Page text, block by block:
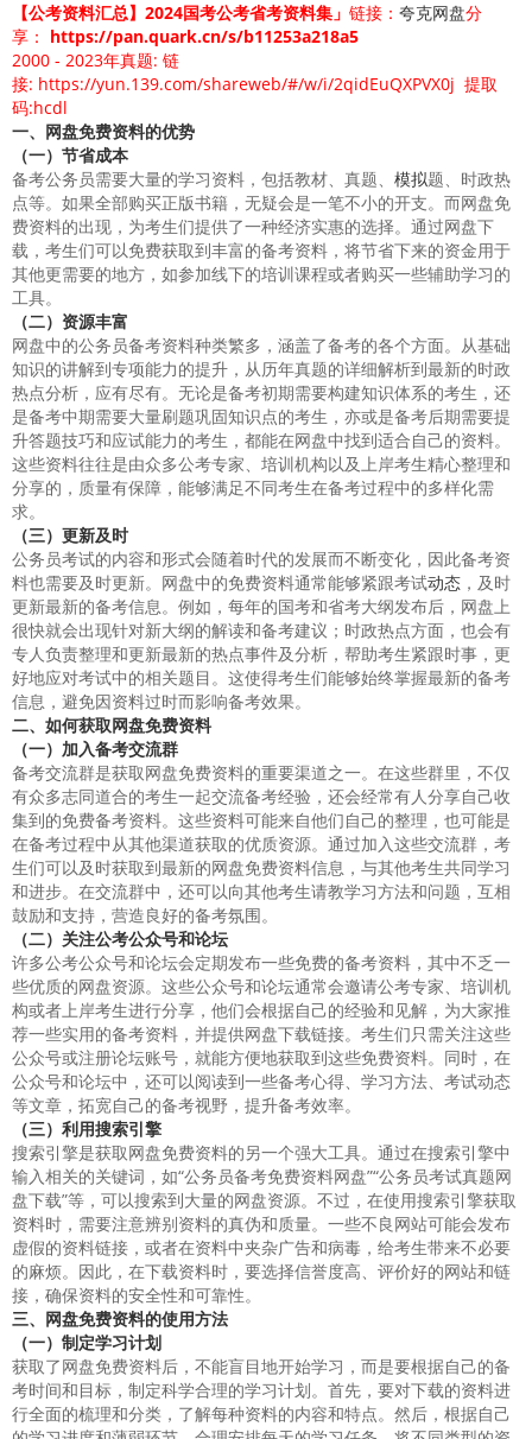
【公考资料汇总】2024国考公考省考资料集」 链接： 夸克网盘分
享： https://pan.quark.cn/s/b11253a218a5
2000 - 2023年真题: 链
接: https://yun.139.com/shareweb/#/w/i/2qidEuQXPVX0j 提取
码:hcdl
一、网盘免费资料的优势
（一）节省成本
备考公务员需要大量的学习资料，包括教材、真题、 模拟题、时政热
点等。如果全部购买正版书籍，无疑会是一笔不小的开支。而网盘免
费资料的出现，为考生们提供了一种经济实惠的选择。通过网盘下
载，考生们可以免费获取到丰富的备考资料，将节省下来的资金用于
其他更需要的地方，如参加线下的培训课程或者购买一些辅助学习的
工具。
（二）资源丰富
网盘中的公务员备考资料种类繁多，涵盖了备考的各个方面。从基础
知识的讲解到专项能力的提升，从历年真题的详细解析到最新的时政
热点分析，应有尽有。无论是备考初期需要构建知识体系的考生，还
是备考中期需要大量刷题巩固知识点的考生，亦或是备考后期需要提
升答题技巧和应试能力的考生，都能在网盘中找到适合自己的资料。
这些资料往往是由众多公考专家、培训机构以及上岸考生精心整理和
分享的，质量有保障，能够满足不同考生在备考过程中的多样化需
求。
（三）更新及时
公务员考试的内容和形式会随着时代的发展而不断变化，因此备考资
料也需要及时更新。网盘中的免费资料通常能够紧跟考试动态 ，及时
更新最新的备考信息。例如，每年的国考和省考大纲发布后，网盘上
很快就会出现针对新大纲的解读和备考建议；时政热点方面，也会有
专人负责整理和更新最新的热点事件及分析，帮助考生紧跟时事，更
好地应对考试中的相关题目。这使得考生们能够始终掌握最新的备考
信息，避免因资料过时而影响备考效果。
二、如何获取网盘免费资料
（一）加入备考交流群
备考交流群是获取网盘免费资料的重要渠道之一。在这些群里，不仅
有众多志同道合的考生一起交流备考经验，还会经常有人分享自己收
集到的免费备考资料。这些资料可能来自他们自己的整理，也可能是
在备考过程中从其他渠道获取的优质资源。通过加入这些交流群，考
生们可以及时获取到最新的网盘免费资料信息，与其他考生共同学习
和进步。在交流群中，还可以向其他考生请教学习方法和问题，互相
鼓励和支持，营造良好的备考氛围。
（二）关注公考公众号和论坛
许多公考公众号和论坛会定期发布一些免费的备考资料，其中不乏一
些优质的网盘资源。这些公众号和论坛通常会邀请公考专家、培训机
构或者上岸考生进行分享，他们会根据自己的经验和见解，为大家推
荐一些实用的备考资料，并提供网盘下载链接。考生们只需关注这些
公众号或注册论坛账号，就能方便地获取到这些免费资料。同时，在
公众号和论坛中，还可以阅读到一些备考心得、学习方法、考试动态
等文章，拓宽自己的备考视野，提升备考效率。
（三）利用搜索引擎
搜索引擎是获取网盘免费资料的另一个强大工具。通过在搜索引擎中
输入相关的关键词，如“公务员备考免费资料网盘”“公务员考试真题网
盘下载”等，可以搜索到大量的网盘资源。不过，在使用搜索引擎获取
资料时，需要注意辨别资料的真伪和质量。一些不良网站可能会发布
虚假的资料链接，或者在资料中夹杂广告和病毒，给考生带来不必要
的麻烦。因此，在下载资料时，要选择信誉度高、评价好的网站和链
接，确保资料的安全性和可靠性。
三、网盘免费资料的使用方法
（一）制定学习计划
获取了网盘免费资料后，不能盲目地开始学习，而是要根据自己的备
考时间和目标，制定科学合理的学习计划。首先，要对下载的资料进
行全面的梳理和分类，了解每种资料的内容和特点。然后，根据自己